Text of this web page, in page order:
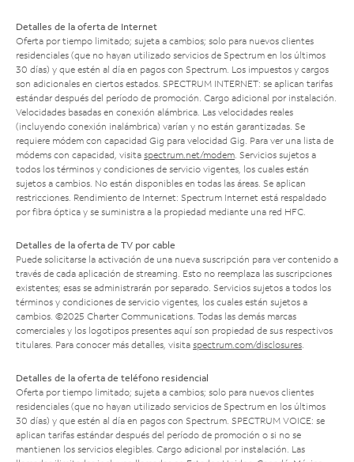
Detalles de la oferta de Internet
Oferta por tiempo limitado; sujeta a cambios; solo para nuevos clientes
residenciales (que no hayan utilizado servicios de Spectrum en los últimos
30 días) y que estén al día en pagos con Spectrum. Los impuestos y cargos
son adicionales en ciertos estados. SPECTRUM INTERNET: se aplican tarifas
estándar después del período de promoción. Cargo adicional por instalación.
Velocidades basadas en conexión alámbrica. Las velocidades reales
(incluyendo conexión inalámbrica) varían y no están garantizadas. Se
requiere módem con capacidad Gig para velocidad Gig. Para ver una lista de
módems con capacidad, visita spectrum.net/modem . Servicios sujetos a
todos los términos y condiciones de servicio vigentes, los cuales están
sujetos a cambios. No están disponibles en todas las áreas. Se aplican
restricciones. Rendimiento de Internet: Spectrum Internet está respaldado
por fibra óptica y se suministra a la propiedad mediante una red HFC.
Detalles de la oferta de TV por cable
Puede solicitarse la activación de una nueva suscripción para ver contenido a
través de cada aplicación de streaming. Esto no reemplaza las suscripciones
existentes; esas se administrarán por separado. Servicios sujetos a todos los
términos y condiciones de servicio vigentes, los cuales están sujetos a
cambios. ©2025 Charter Communications. Todas las demás marcas
comerciales y los logotipos presentes aquí son propiedad de sus respectivos
titulares. Para conocer más detalles, visita spectrum.com/disclosures
Detalles de la oferta de teléfono residencial
Oferta por tiempo limitado; sujeta a cambios; solo para nuevos clientes
residenciales (que no hayan utilizado servicios de Spectrum en los últimos
30 días) y que estén al día en pagos con Spectrum. SPECTRUM VOICE: se
aplican tarifas estándar después del período de promoción o si no se
mantienen los servicios elegibles. Cargo adicional por instalación. Las